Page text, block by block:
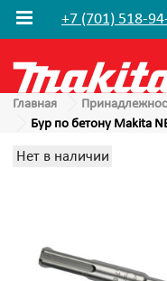
+7 (701) 518-
Главная
Бур по бетону Makita
Нет в наличии